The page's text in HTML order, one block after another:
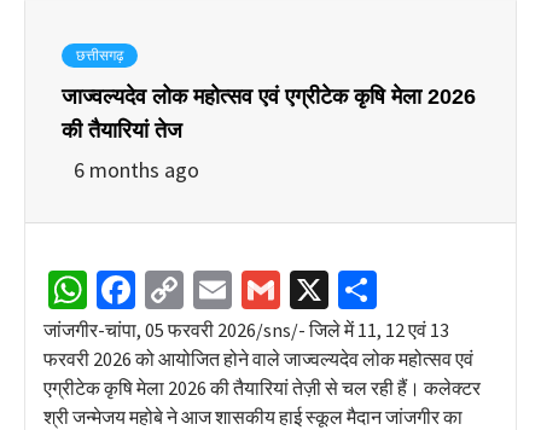
छत्तीसगढ़
जाज्वल्यदेव लोक महोत्सव एवं एग्रीटेक कृषि मेला 2026
की तैयारियां तेज
6 months ago
WhatsApp
Facebook
Copy
Link
EmailGmail
X
जांजगीर-चांपा, 05 फरवरी 2026/sns/- जिले में 11, 12 एवं 13
फरवरी 2026 को आयोजित होने वाले जाज्वल्यदेव लोक महोत्सव एवं
एग्रीटेक कृषि मेला 2026 की तैयारियां तेज़ी से चल रही हैं। कलेक्टर
श्री जन्मेजय महोबे ने आज शासकीय हाई स्कूल मैदान जांजगीर का